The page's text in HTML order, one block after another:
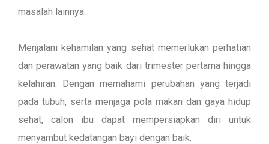
masalah lainnya.
Menjalani kehamilan yang sehat memerlukan perhatian
dan perawatan yang baik dari trimester pertama hingga
kelahiran. Dengan memahami perubahan yang terjadi
pada tubuh, serta menjaga pola makan dan gaya hidup
sehat, calon ibu dapat mempersiapkan diri untuk
menyambut kedatangan bayi dengan baik.